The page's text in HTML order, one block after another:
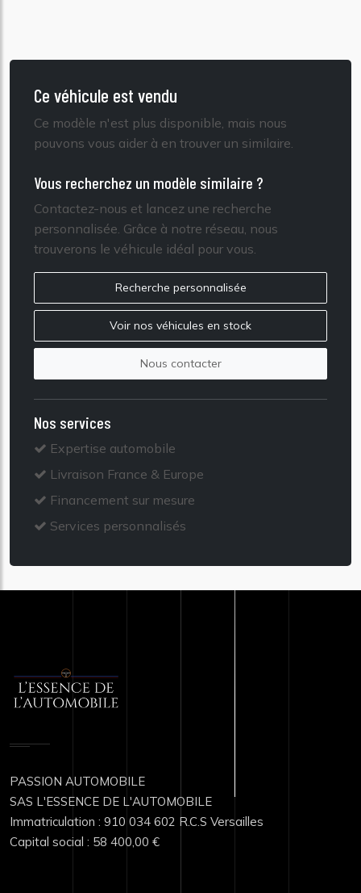
Ce véhicule est vendu
Ce modèle n'est plus disponible, mais nous
pouvons vous aider à en trouver un similaire.
Vous recherchez un modèle similaire ?
Contactez-nous et lancez une recherche
personnalisée. Grâce à notre réseau, nous
trouverons le véhicule idéal pour vous.
Recherche personnalisée
Voir nos véhicules en stock
Nous contacter
Nos services
Expertise automobile
Livraison France & Europe
Financement sur mesure
Services personnalisés
PASSION AUTOMOBILE
SAS L'ESSENCE DE L'AUTOMOBILE
Immatriculation : 910 034 602 R.C.S Versailles
Capital social : 58 400,00 €